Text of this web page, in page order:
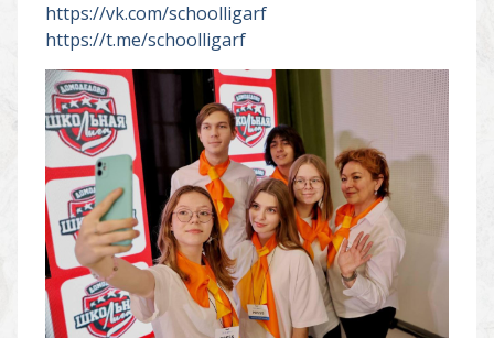
https://vk.com/schoolligarf
https://t.me/schoolligarf